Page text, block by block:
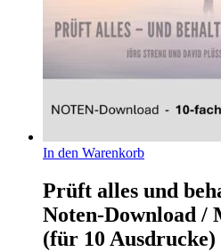
In den Warenkorb
Prüft alles und
Noten-Download /
(für 10 Ausdrucke)